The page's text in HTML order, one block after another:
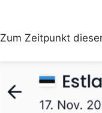
Zum Zeitpunkt